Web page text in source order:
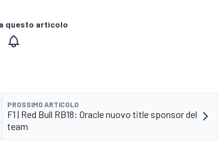
questo articolo
PROSSIMO ARTICOLO
F1 | Red Bull RB18: Oracle nuovo title sponsor del
team